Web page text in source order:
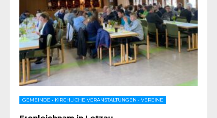
GEMEINDE • KIRCHLICHE VERANSTALTUNGEN • VEREINE